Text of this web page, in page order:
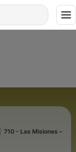
710 - Las Misiones –